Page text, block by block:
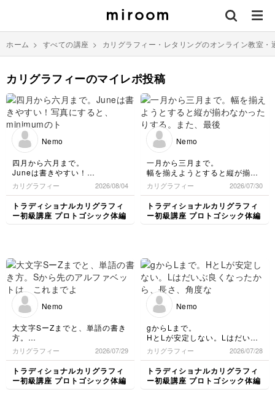
ホーム > すべての講座 > カリグラフィー・レタリングのオンライン教室・
カリグラフィーのマイレポ投稿
Nemo
四月から六月まで。
Juneは書きやすい！
写真にすると、minimumのトッ
プとボトムがカタカタしてるの
気になります。
カリグラフィー 2026/08/04
トラディショナルカリグラフィ
ー初級講座 プロトゴシック体編
Nemo
一月から三月まで。
幅を揃えようとすると縦が揃わ
なかったりする。
また、最後のYで油断して幅が
ズレがちに
カリグラフィー 2026/07/30
トラディショナルカリグラフィ
ー初級講座 プロトゴシック体編
Nemo
大文字SーZまでと、単語の書き
方。
Sから先のアルファベットは、
これまでより装飾性が高いよう
に思った。
いかようにも書けそうなので、
そこそこにして単語の練習。
カリグラフィー 2026/07/29
トラディショナルカリグラフィ
ー初級講座 プロトゴシック体編
Nemo
gからLまで。
HとLが安定しない。Lはだいぶ
良くなったから、長さ、角度な
ど言語化できると安定しそう
カリグラフィー 2026/07/28
トラディショナルカリグラフィ
ー初級講座 プロトゴシック体編